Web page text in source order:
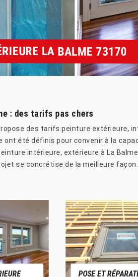
LA BALME 73170
: des tarifs pas chers
des tarifs peinture extérieure,
ont été définis pour convenir à la
intérieure, extérieure à La
se concrétise de la meilleure façon.
POSE ET